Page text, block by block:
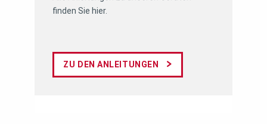
finden Sie hier.
ZU DEN ANLEITUNGEN